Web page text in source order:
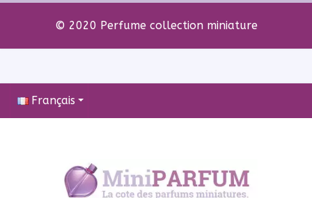
© 2020 Perfume collection miniature
Français